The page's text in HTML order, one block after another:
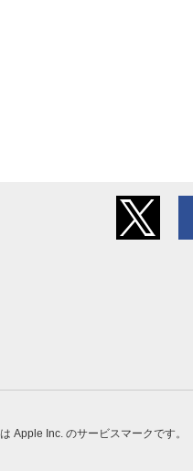
Apple Inc. のサービスマークです。